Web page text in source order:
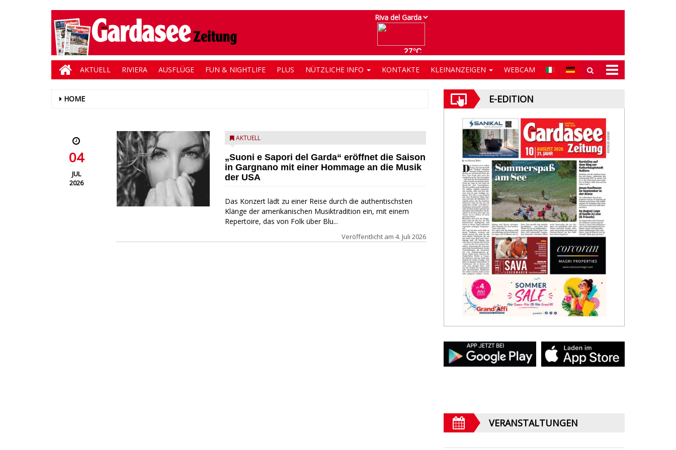
AKTUELL RIVIERA AUSFLÜGE FUN & NIGHTLIFE PLUS NÜTZLICHE INFO KONTAKTE KLEINANZEIGEN WEBCAM
HOME
04
JUL
2026
AKTUELL
„Suoni e Sapori del Garda“ eröffnet die Saison
in Gargnano mit einer Hommage an die Musik
der USA
Das Konzert lädt zu einer Reise durch die authentischsten
Klänge der amerikanischen Musiktradition ein, mit einem
Repertoire, das von Folk über Blu...
Veröffentlicht am 4. Juli 2026
E-EDITION
VERANSTALTUNGEN